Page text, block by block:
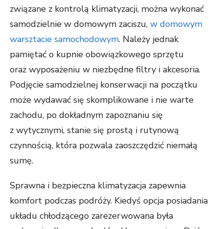
związane z kontrolą klimatyzacji, można wykonać
samodzielnie w domowym zaciszu, w domowym
warsztacie samochodowym. Należy jednak
pamiętać o kupnie obowiązkowego sprzętu
oraz wyposażeniu w niezbędne filtry i akcesoria.
Podjęcie samodzielnej konserwacji na początku
może wydawać się skomplikowane i nie warte
zachodu, po dokładnym zapoznaniu się
z wytycznymi, stanie się prostą i rutynową
czynnością, która pozwala zaoszczędzić niemałą
sumę.
Sprawna i bezpieczna klimatyzacja zapewnia
komfort podczas podróży. Kiedyś opcja posiadania
układu chłodzącego zarezerwowana była